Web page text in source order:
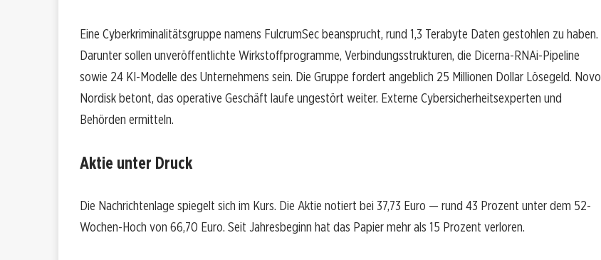
Eine Cyberkriminalitätsgruppe namens FulcrumSec beansprucht, rund 1,3 Terabyte Daten gestohlen zu haben.
Darunter sollen unveröffentlichte Wirkstoffprogramme, Verbindungsstrukturen, die Dicerna-RNAi-Pipeline
sowie 24 KI-Modelle des Unternehmens sein. Die Gruppe fordert angeblich 25 Millionen Dollar Lösegeld. Novo
Nordisk betont, das operative Geschäft laufe ungestört weiter. Externe Cybersicherheitsexperten und
Behörden ermitteln.
Aktie unter Druck
Die Nachrichtenlage spiegelt sich im Kurs. Die Aktie notiert bei 37,73 Euro — rund 43 Prozent unter dem 52-
Wochen-Hoch von 66,70 Euro. Seit Jahresbeginn hat das Papier mehr als 15 Prozent verloren.